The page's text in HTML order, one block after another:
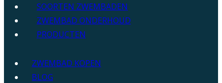
SOORTEN ZWEMBADEN
ZWEMBAD ONDERHOUD
PRODUCTEN
ZWEMBAD KOPEN
BLOG